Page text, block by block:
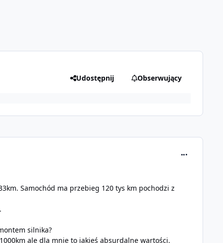
Udostępnij Obserwujący
Samochód ma przebieg 120 tys km pochodzi z
silnika?
ale dla mnie to jakieś absurdalne wartości.